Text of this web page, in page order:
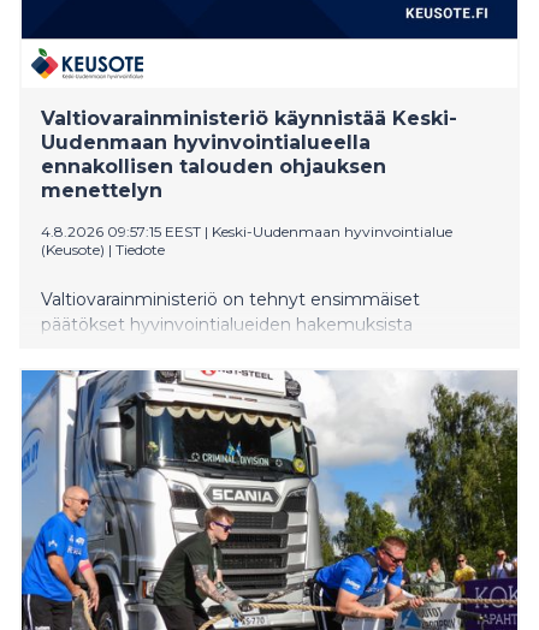
Valtiovarainministeriö käynnistää Keski-
Uudenmaan hyvinvointialueella
ennakollisen talouden ohjauksen
menettelyn
4.8.2026 09:57:15 EEST | Keski-Uudenmaan hyvinvointialue
(Keusote) | Tiedote
Valtiovarainministeriö on tehnyt ensimmäiset
päätökset hyvinvointialueiden hakemuksista
Uudenmaan hyvinvointialue (Keusote) haki
mahdollisuutta kattaa taseeseen kertynyt alijäämä
vuoden 2029 loppuun mennessä, mutta ministeriö ei
tehnyt vielä päätöstä hakemuksesta. Sen sijaan
ministeriö käynnistää Keusotella ennakollisen talouden
ohjauksen menettelyn jatkoaikahakemuksen
tarkempaa arviointia varten.